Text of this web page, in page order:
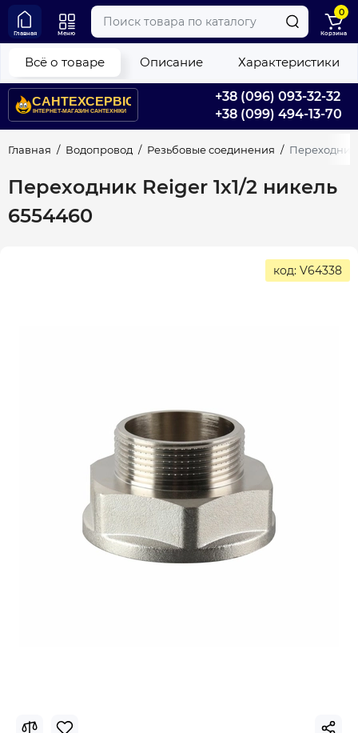
+38 (096) 093-32-32
+38 (099) 494-13-70
Главная Меню
0
Корзина
Главная Водопровод Резьбовые соединения Переходник
Переходник Reiger 1х1/2 никель
6554460
Всё о товаре Описание Характеристики
код: V64338